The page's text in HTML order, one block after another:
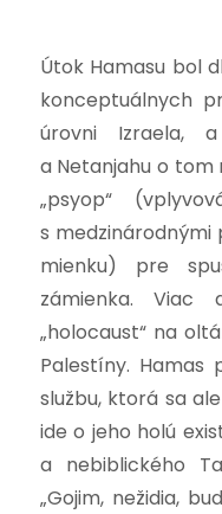
Útok Hamasu bol
konceptuálnych
úrovni Izraela,
a Netanjahu o tom
„psyop“
s medzinárodnými
mienku) pre
zámienka.
„holocaust“ na
Palestíny. Hamas
službu, ktorá sa
ide o jeho holú
a nebiblického
„Gojim, nežidia,